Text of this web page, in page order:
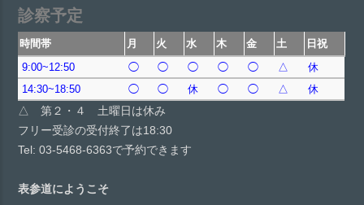
診察予定
時間帯 月 火 水 木 金 土
日祝
9:00~12:50
◯ ◯ ◯ ◯ ◯ △
休
14:30~18:50
◯ ◯ 休 ◯ ◯ △ 休
△ 第２・４ 土曜日は休み
フリー受診の受付終了は18:30
Tel: 03-5468-6363で予約できます
表参道にようこそ